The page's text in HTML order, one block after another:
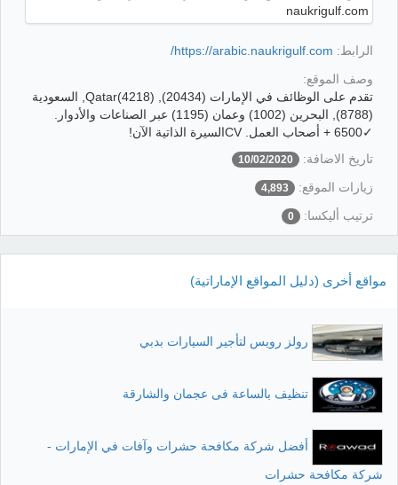
الرابط: https://arabic.naukrigulf.com/
وصف الموقع:
تقدم على الوظائف في الإمارات (20434), Qatar(4218), السعودية
(8788), البحرين (1002) وعمان (1195) عبر الصناعات والأدوار.
✓6500 + أصحاب العمل. CVالسيرة الذاتية الآن!
تاريخ الاضافة:
10/02/2020
زيارات الموقع: 4,893
ترتيب أليكسا: 0
مواقع أخرى (دليل المواقع الإماراتية)
رولز رويس لتأجير السيارات بدبي
تنظيف بالساعة فى عجمان والشارقة
أفضل شركة مكافحة حشرات وآفات في الإمارات -
شركة مكافحة حشرات